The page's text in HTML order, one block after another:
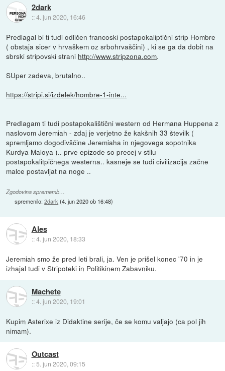
2dark
::4. jun 2020, 16:46
Predlagal bi ti tudi odličen francoski postapokaliptični strip Hombre
( obstaja sicer v hrvaškem oz srbohrvaščini) , ki se ga da dobit na
sbrski stripovski strani http://www.stripzona.com.
SUper zadeva, brutalno..
https://stripi.si/izdelek/hombre-1-inte...
Predlagam ti tudi postapokalištični western od Hermana Huppena z
naslovom Jeremiah - zdaj je verjetno že kakšnih 33 številk (
spremljamo dogodivščine Jeremiaha in njegovega sopotnika
Kurdya Maloya ).. prve epizode so precej v stilu
postapokalitpičnega westerna.. kasneje se tudi civilizacija začne
malce postavljat na noge ..
Zgodovina sprememb…
spremenilo:2dark(4. jun 2020 ob 16:48)
Ales
::4. jun 2020, 18:33
Jeremiah smo že pred leti brali, ja. Ven je prišel konec '70 in je
izhajal tudi v Stripoteki in Politikinem Zabavniku.
Machete
::4. jun 2020, 19:01
Kupim Asterixe iz Didaktine serije, če se komu valjajo (ca pol jih
nimam).
Outcast
::5. jun 2020, 09:15